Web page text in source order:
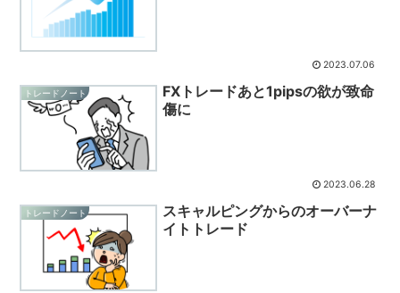
2023.07.06
トレードノート
FXトレードあと1pipsの欲が致命
傷に
2023.06.28
トレードノート
スキャルピングからのオーバーナ
イトトレード